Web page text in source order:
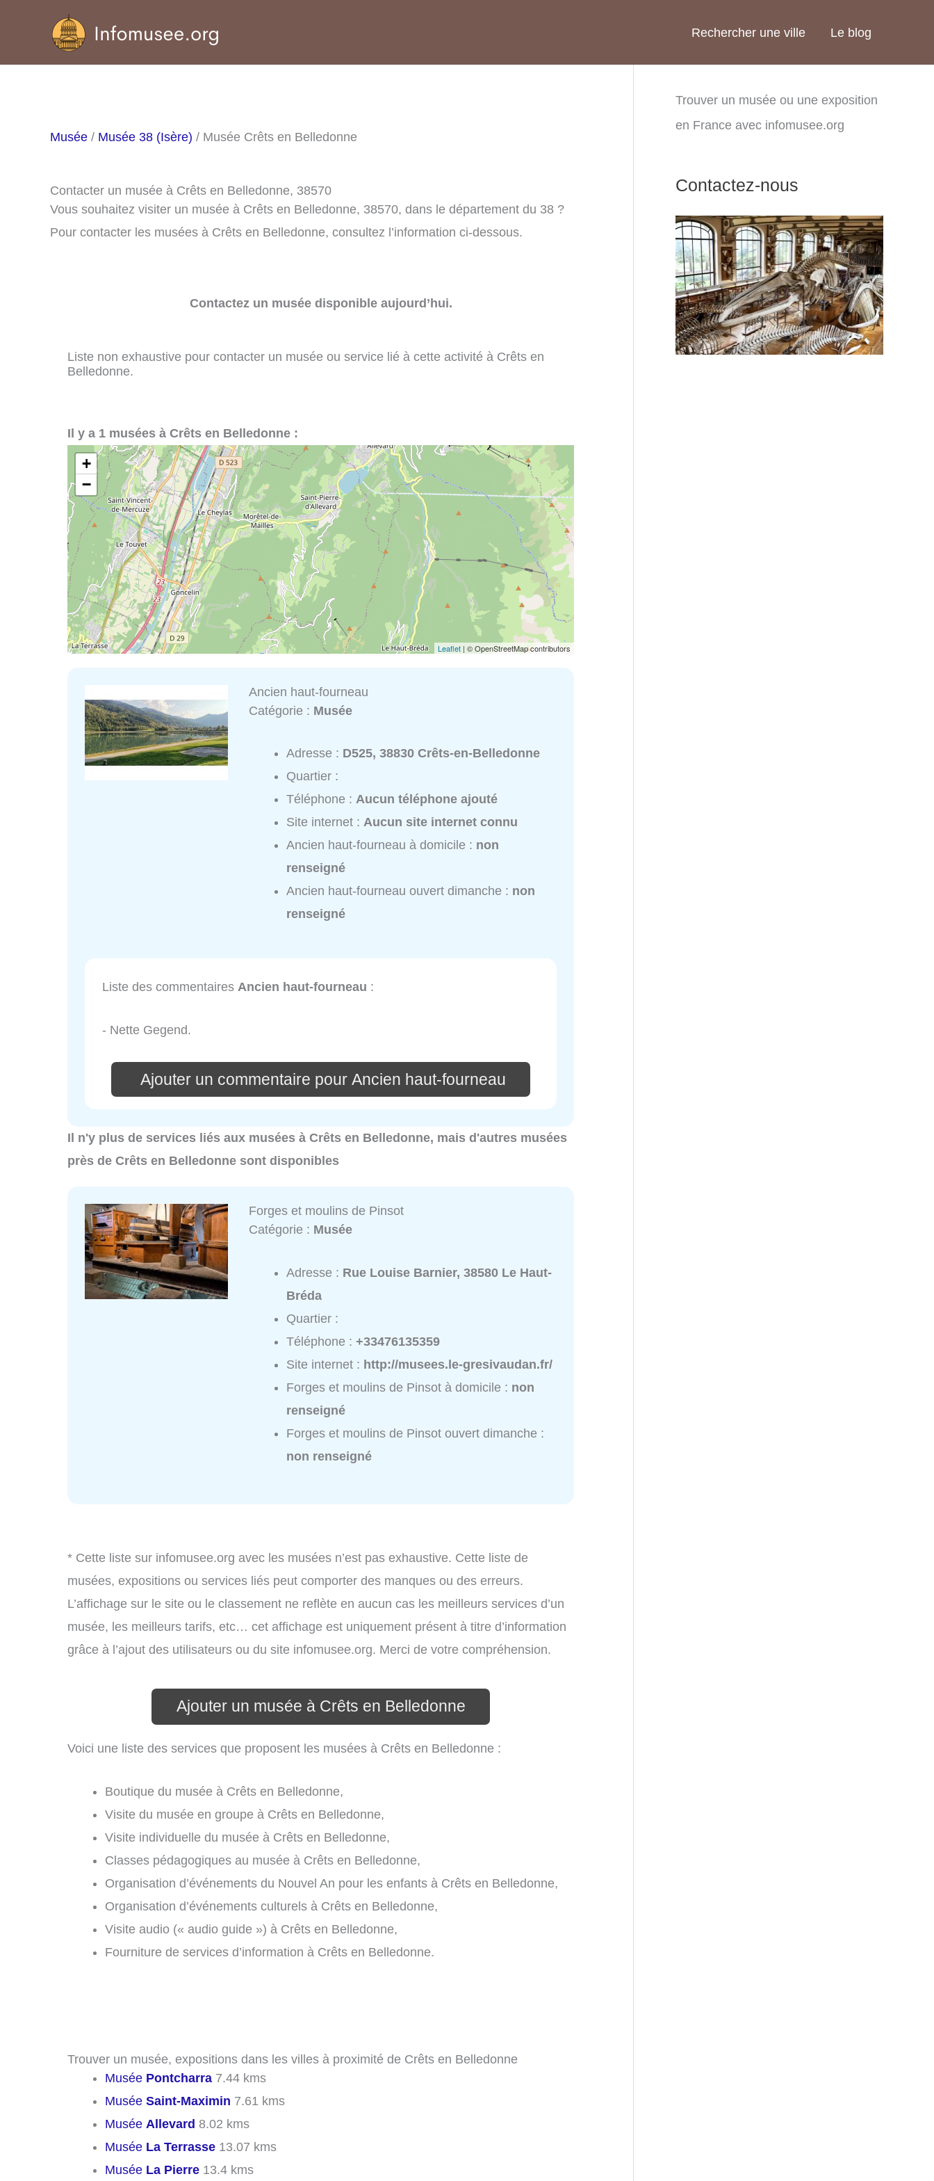
Rechercher une ville Le blog
Musée / Musée 38 (Isère) / Musée Crêts en Belledonne
Contacter un musée à Crêts en Belledonne, 38570
Vous souhaitez visiter un musée à Crêts en Belledonne, 38570, dans le département du 38 ?
Pour contacter les musées à Crêts en Belledonne, consultez l’information ci-dessous.
Contactez un musée disponible aujourd’hui.
Liste non exhaustive pour contacter un musée ou service lié à cette activité à Crêts en
Belledonne.
Il y a 1 musées à Crêts en Belledonne :
+
−
Leaflet | © OpenStreetMap contributors
Ancien haut-fourneau
Catégorie : Musée
Adresse : D525, 38830 Crêts-en-Belledonne
Quartier :
Téléphone :Aucun téléphone ajouté
Site internet :Aucun site internet connu
Ancien haut-fourneau à domicile : non
renseigné
Ancien haut-fourneau ouvert dimanche : non
renseigné
Liste des commentaires Ancien haut-fourneau :
- Nette Gegend.
Ajouter un commentaire pour Ancien haut-fourneau
Il n'y plus de services liés aux musées à Crêts en Belledonne, mais d'autres musées
près de Crêts en Belledonne sont disponibles
Forges et moulins de Pinsot
Catégorie : Musée
Adresse : Rue Louise Barnier, 38580 Le Haut-
Bréda
Quartier :
Téléphone :+33476135359
Site internet : http://musees.le-gresivaudan.fr/
Forges et moulins de Pinsot à domicile : non
renseigné
Forges et moulins de Pinsot ouvert dimanche :
non renseigné
* Cette liste sur infomusee.org avec les musées n’est pas exhaustive. Cette liste de
musées, expositions ou services liés peut comporter des manques ou des erreurs.
L’affichage sur le site ou le classement ne reflète en aucun cas les meilleurs services d’un
musée, les meilleurs tarifs, etc… cet affichage est uniquement présent à titre d’information
grâce à l’ajout des utilisateurs ou du site infomusee.org. Merci de votre compréhension.
Ajouter un musée à Crêts en Belledonne
Voici une liste des services que proposent les musées à Crêts en Belledonne :
Boutique du musée à Crêts en Belledonne,
Visite du musée en groupe à Crêts en Belledonne,
Visite individuelle du musée à Crêts en Belledonne,
Classes pédagogiques au musée à Crêts en Belledonne,
Organisation d’événements du Nouvel An pour les enfants à Crêts en Belledonne,
Organisation d’événements culturels à Crêts en Belledonne,
Visite audio (« audio guide ») à Crêts en Belledonne,
Fourniture de services d’information à Crêts en Belledonne.
Trouver un musée, expositions dans les villes à proximité de Crêts en Belledonne
Musée Pontcharra 7.44 kms
Musée Saint-Maximin 7.61 kms
Musée Allevard 8.02 kms
Musée La Terrasse 13.07 kms
Musée La Pierre 13.4 kms
Trouver un musée ou une exposition
en France avec infomusee.org
Contactez-nous